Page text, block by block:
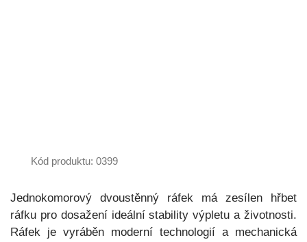
Kód produktu: 0399
Jednokomorový dvoustěnný ráfek má zesílen hřbet
ráfku pro dosažení ideální stability výpletu a životnosti.
Ráfek je vyráběn moderní technologií a mechanická